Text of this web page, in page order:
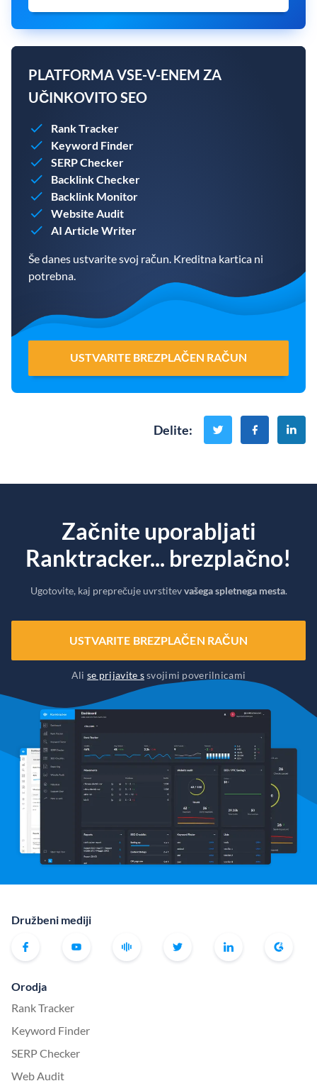
PLATFORMA VSE-V-ENEM ZA
UČINKOVITO SEO
Rank Tracker
Keyword Finder
SERP Checker
Backlink Checker
Backlink Monitor
Website Audit
AI Article Writer
Še danes ustvarite svoj račun. Kreditna kartica ni
potrebna.
USTVARITE BREZPLAČEN RAČUN
Delite:
Začnite uporabljati
Ranktracker... brezplačno!
Ugotovite, kaj preprečuje uvrstitevvašega spletnega mesta.
USTVARITE BREZPLAČEN RAČUN
Alise prijavite ssvojimi poverilnicami
Družbeni mediji
Orodja
Rank Tracker
Keyword Finder
SERP Checker
Web Audit